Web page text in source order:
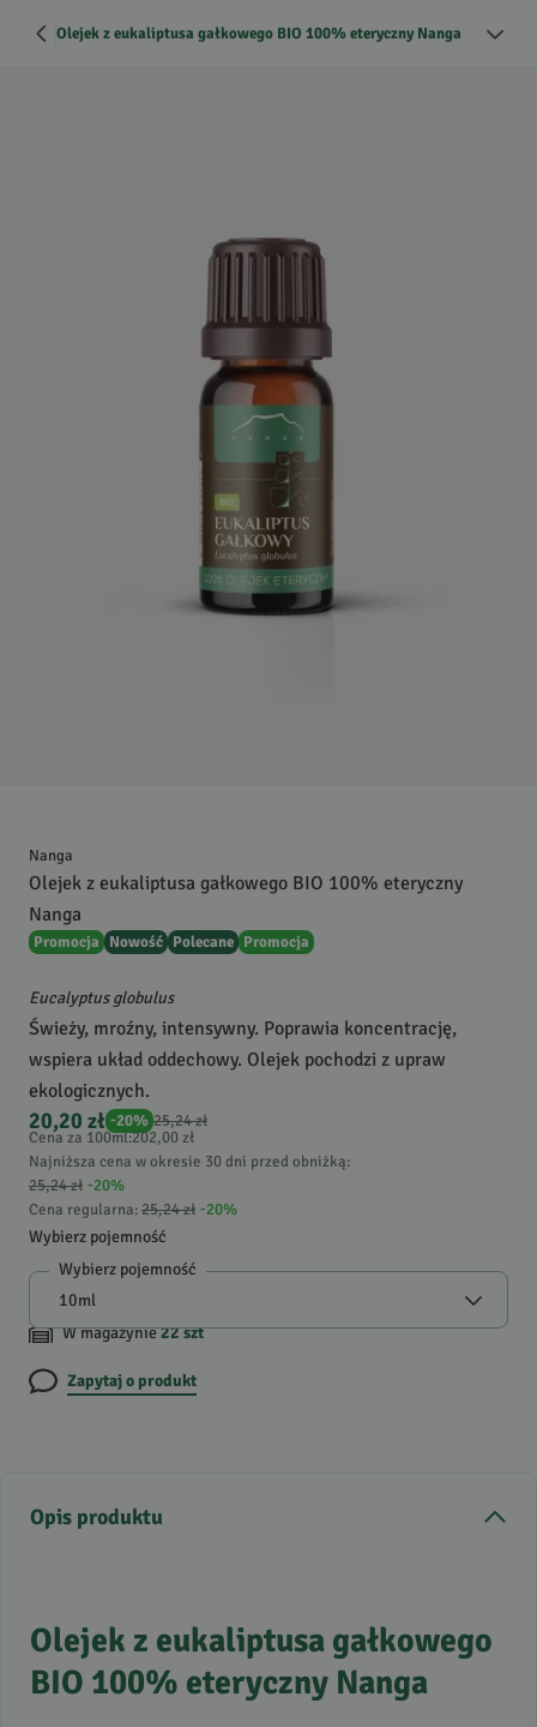
Olejek z eukaliptusa gałkowego BIO 100% eteryczny Nanga
Nanga
Olejek z eukaliptusa gałkowego BIO 100% eteryczny
Nanga
Promocja Nowość Polecane Promocja
Eucalyptus globulus
Świeży, mroźny, intensywny. Poprawia koncentrację,
wspiera układ oddechowy. Olejek pochodzi z upraw
ekologicznych.
20,20 zł -20% 25,24 zł
Cena za 100ml:202,00 zł
Najniższa cena w okresie 30 dni przed obniżką:
25,24 zł -20%
Cena regularna:25,24 zł -20%
Wybierz pojemność
Wybierz pojemność
W magazynie22szt
Zapytaj o produkt
Opis produktu
Olejek z eukaliptusa gałkowego
BIO 100% eteryczny Nanga